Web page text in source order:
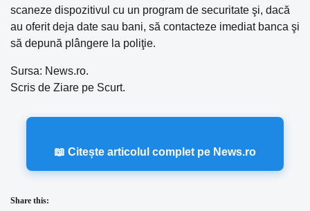
scaneze dispozitivul cu un program de securitate şi, dacă
au oferit deja date sau bani, să contacteze imediat banca şi
să depună plângere la poliţie.
Sursa: News.ro.
Scris de Ziare pe Scurt.
📖 Citește articolul complet pe News.ro
Share this: